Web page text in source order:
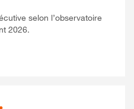
selon l’observatoire
2026.